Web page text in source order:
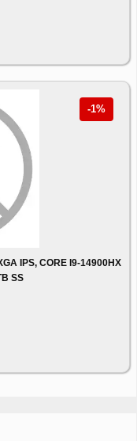
-1%
IPS, CORE I9-14900HX
SS